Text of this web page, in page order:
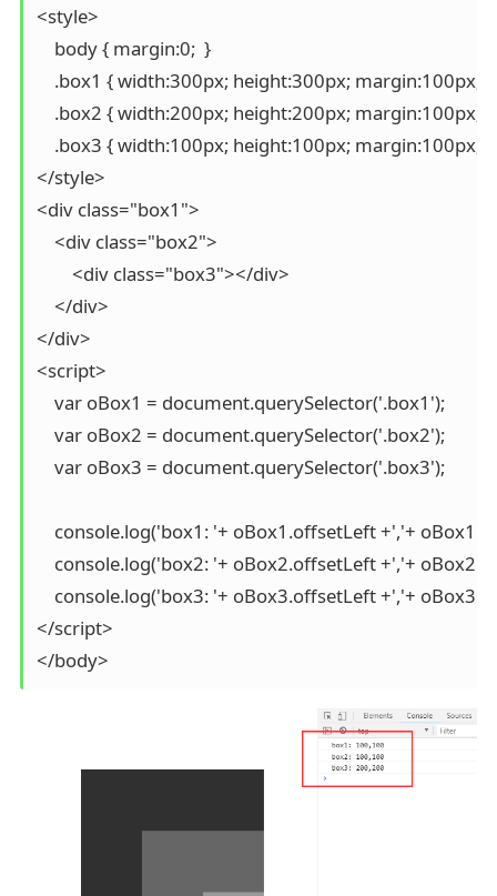
<style>
    body { margin:0;  }
.box1 { width:300px; height:300px; margin:100px;
.box2 { width:200px; height:200px;
.box3 { width:100px; height:100px;
</style>
<div class="box1">
    <div class="box2">
    </div>
</div>
<script>
    var oBox1 = document.querySelector('.box1');
    var oBox2 = document.querySelector('.box2');
    var oBox3 = document.querySelector('.box3');
console.log('box1: '+ oBox1.offsetLeft +','+
console.log('box2: '+ oBox2.offsetLeft +','+
console.log('box3: '+ oBox3.offsetLeft +','+
</script>
</body>